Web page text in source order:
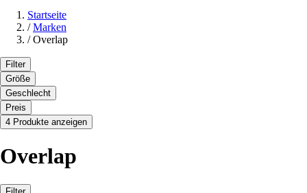
Startseite
/ Marken
/ Overlap
Filter
Größe
Geschlecht
Preis
4 Produkte anzeigen
Overlap